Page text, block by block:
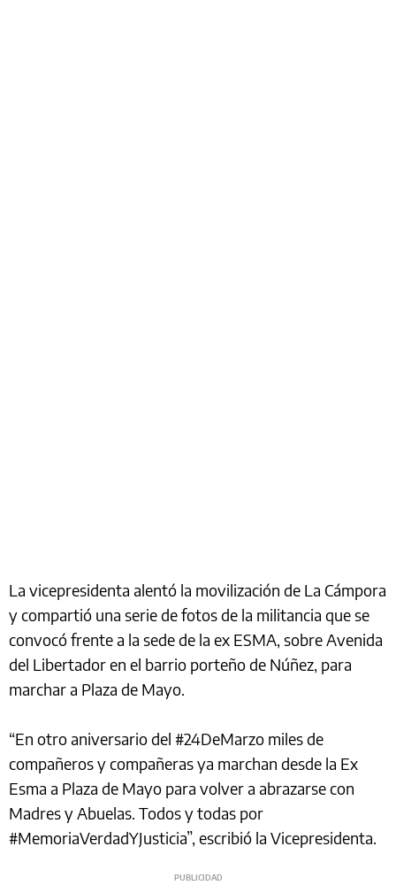
La vicepresidenta alentó la movilización de La Cámpora
y compartió una serie de fotos de la militancia que se
convocó frente a la sede de la ex ESMA, sobre Avenida
del Libertador en el barrio porteño de Núñez, para
marchar a Plaza de Mayo.
“En otro aniversario del #24DeMarzo miles de
compañeros y compañeras ya marchan desde la Ex
Esma a Plaza de Mayo para volver a abrazarse con
Madres y Abuelas. Todos y todas por
#MemoriaVerdadYJusticia”, escribió la Vicepresidenta.